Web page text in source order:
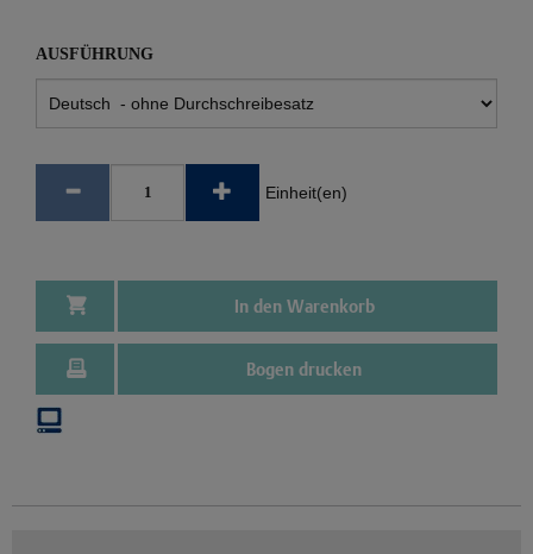
AUSFÜHRUNG
Einheit(en)
In den Warenkorb
Bogen drucken